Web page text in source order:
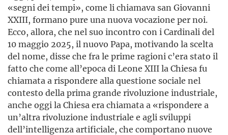
«segni dei tempi», come li chiamava san Giovanni
XXIII, formano pure una nuova vocazione per noi.
Ecco, allora, che nel suo incontro con i Cardinali del
10 maggio 2025, il nuovo Papa, motivando la scelta
del nome, disse che fra le prime ragioni c’era stato il
fatto che come all’epoca di Leone XIII la Chiesa fu
chiamata a rispondere alla questione sociale nel
contesto della prima grande rivoluzione industriale,
anche oggi la Chiesa era chiamata a «rispondere a
un’altra rivoluzione industriale e agli sviluppi
dell’intelligenza artificiale, che comportano nuove